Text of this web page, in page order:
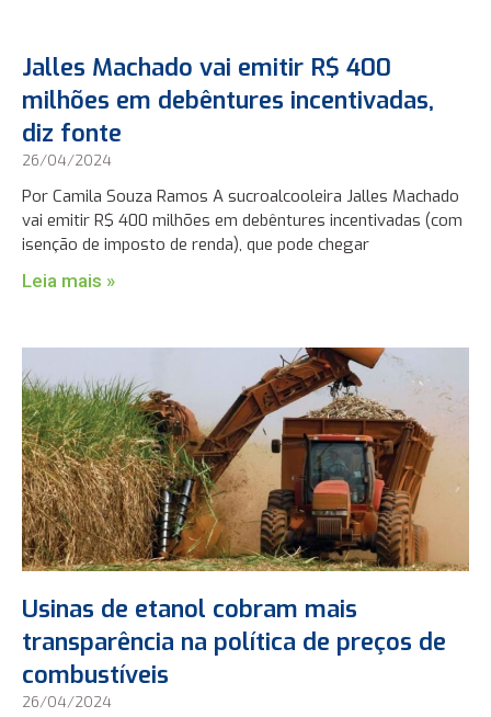
Jalles Machado vai emitir R$ 400
milhões em debêntures incentivadas,
diz fonte
26/04/2024
Por Camila Souza Ramos A sucroalcooleira Jalles Machado
vai emitir R$ 400 milhões em debêntures incentivadas (com
isenção de imposto de renda), que pode chegar
Leia mais »
Usinas de etanol cobram mais
transparência na política de preços de
combustíveis
26/04/2024